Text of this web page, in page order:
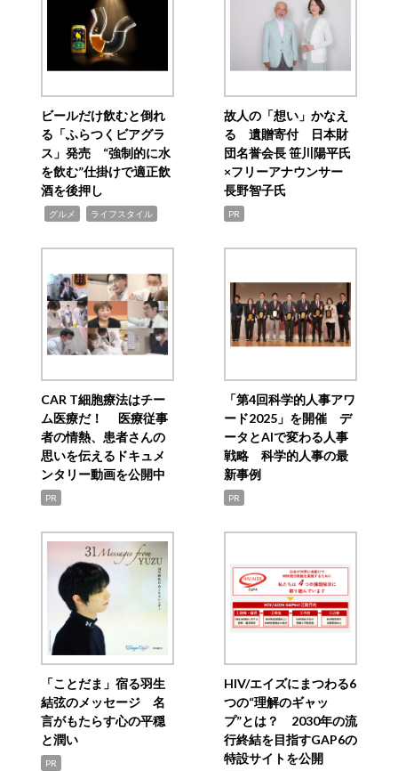
ビールだけ飲むと倒れ
る「ふらつくビアグラ
ス」発売 “強制的に水
を飲む”仕掛けで適正飲
酒を後押し
グルメ ライフスタイル
故人の「想い」かなえ
る 遺贈寄付 日本財
団名誉会長 笹川陽平氏
×フリーアナウンサー
長野智子氏
PR
CAR T細胞療法はチー
ム医療だ！ 医療従事
者の情熱、患者さんの
思いを伝えるドキュメ
ンタリー動画を公開中
PR
「第4回科学的人事アワ
ード2025」を開催 デ
ータとAIで変わる人事
戦略 科学的人事の最
新事例
PR
「ことだま」宿る羽生
結弦のメッセージ 名
言がもたらす心の平穏
と潤い
PR
HIV/エイズにまつわる6
つの“理解のギャッ
プ”とは？ 2030年の流
行終結を目指すGAP6の
特設サイトを公開